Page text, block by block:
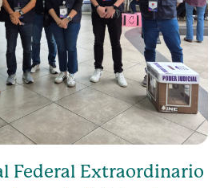
Federal Extraordinario